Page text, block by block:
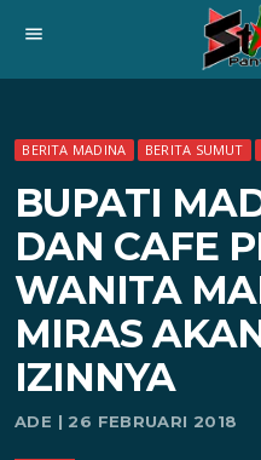
menu
BERITA MADINA BERITA SUMUT
BUPATI
DAN CAFE
WANITA
MIRAS
IZINNYA
ADE | 26 FEBRUARI 2018